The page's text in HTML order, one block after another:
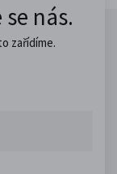
nás.
zařídíme.